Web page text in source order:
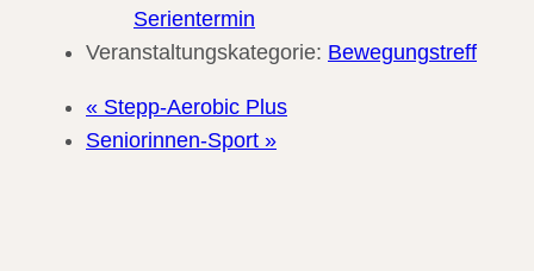
Serientermin
Veranstaltungskategorie: Bewegungstreff
« Stepp-Aerobic Plus
Seniorinnen-Sport »